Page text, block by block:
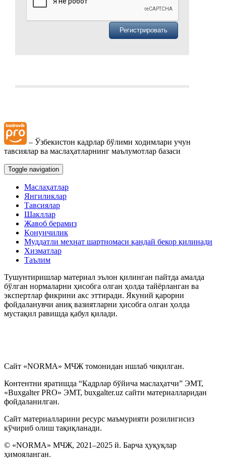
– Ўзбекистон кадрлар бўлими ходимлари учун
тавсиялар ва маслаҳатларнинг маълумотлар базаси
Toggle navigation
Маслаҳатлар
Янгиликлар
Тавсиялар
Шакллар
Жавоб берамиз
Қонунчилик
Муддатли меҳнат шартномаси қандай бекор қилинади
Хизматлар
Таълим
Тушунтиришлар материал эълон қилинган пайтда амалда
бўлган нормаларни ҳисобга олган ҳолда тайёрланган ва
экспертлар фикрини акс эттиради. Якуний қарорни
фойдаланувчи аниқ вазиятларни ҳисобга олган ҳолда
мустақил равишда қабул қилади.
Сайт «NORMA» МЧЖ томонидан ишлаб чиқилган.
Контентни яратишда “Кадрлар бўйича маслаҳатчи” ЭМТ,
«Buxgalter PRO» ЭМТ, buxgalter.uz сайти материалларидан
фойдаланилган.
Сайт материалларини ресурс маъмурияти розилигисиз
кўчириб олиш тақиқланади.
© «NORMA» МЧЖ, 2021–2025 й. Барча ҳуқуқлар
ҳимояланган.